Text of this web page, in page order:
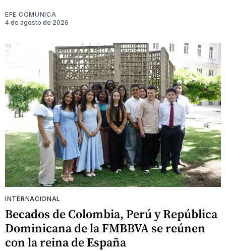
EFE COMUNICA
4 de agosto de 2026
INTERNACIONAL
Becados de Colombia, Perú y República
Dominicana de la FMBBVA se reúnen
con la reina de España